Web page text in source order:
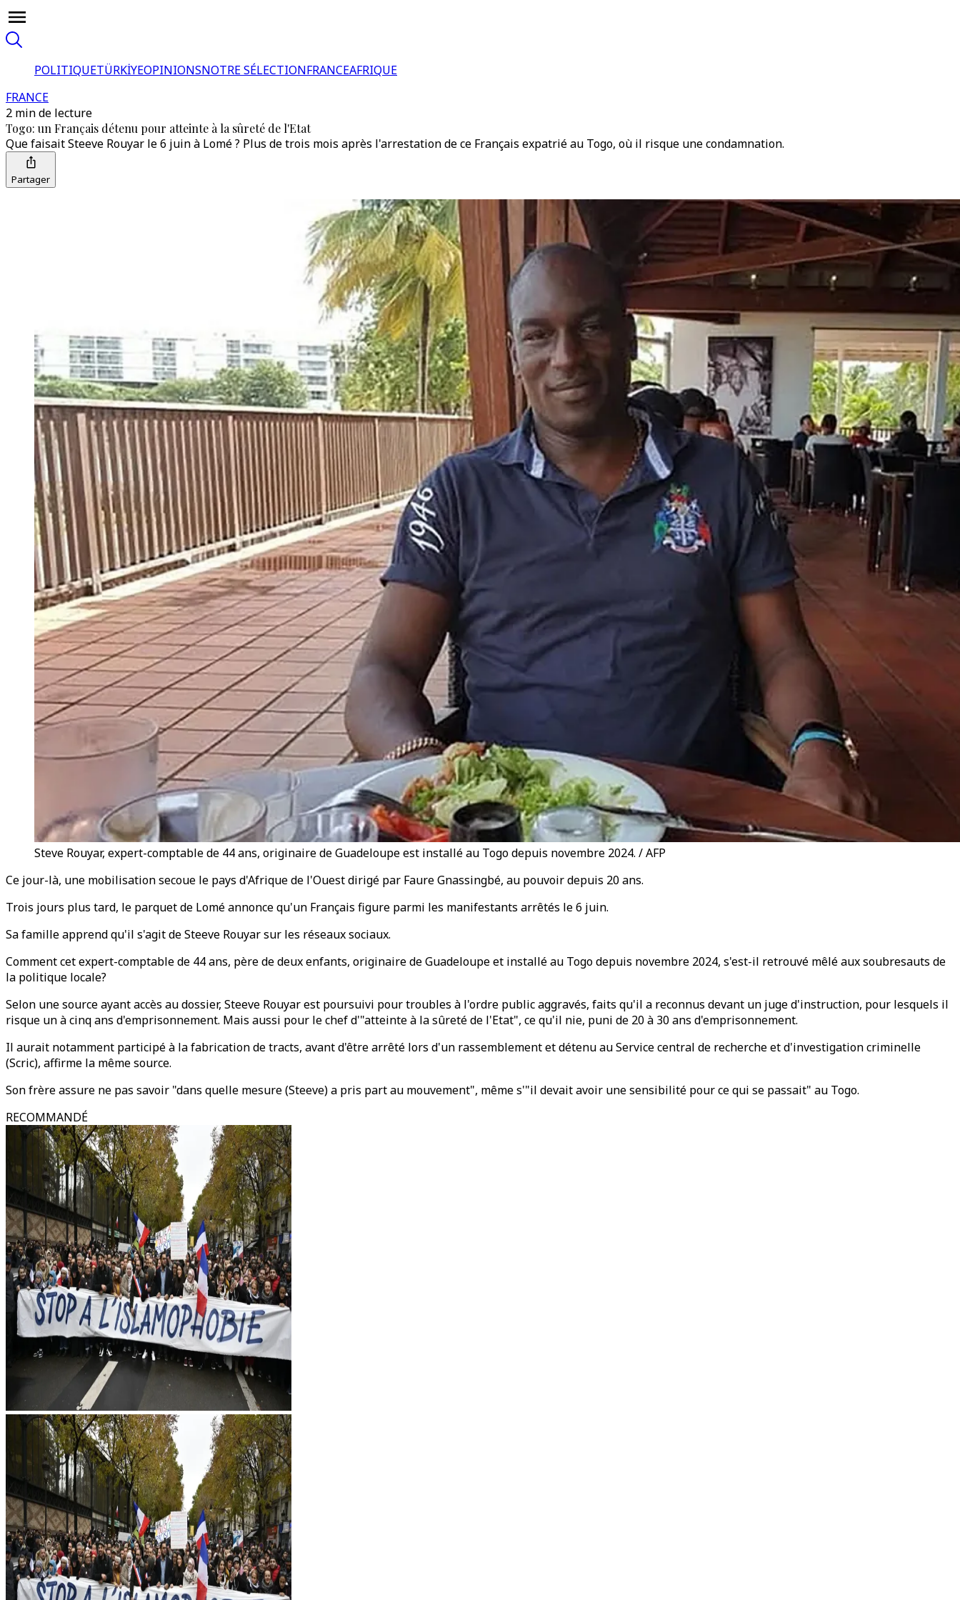
POLITIQUETÜRKİYEOPINIONSNOTRE SÉLECTIONFRANCEAFRIQUE
FRANCE
2 min de lecture
Togo: un Français détenu pour atteinte à la sûreté de l'Etat
Que faisait Steeve Rouyar le 6 juin à Lomé ? Plus de trois mois après l'arrestation de ce Français expatrié au Togo, où il risque une condamnation.
Partager
Steve Rouyar, expert-comptable de 44 ans, originaire de Guadeloupe est installé au Togo depuis novembre 2024. / AFP
Ce jour-là, une mobilisation secoue le pays d'Afrique de l'Ouest dirigé par Faure Gnassingbé, au pouvoir depuis 20 ans.
Trois jours plus tard, le parquet de Lomé annonce qu'un Français figure parmi les manifestants arrêtés le 6 juin.
Sa famille apprend qu'il s'agit de Steeve Rouyar sur les réseaux sociaux.
Comment cet expert-comptable de 44 ans, père de deux enfants, originaire de Guadeloupe et installé au Togo depuis novembre 2024, s'est-il retrouvé mêlé aux soubresauts de
la politique locale?
Selon une source ayant accès au dossier, Steeve Rouyar est poursuivi pour troubles à l'ordre public aggravés, faits qu'il a reconnus devant un juge d'instruction, pour lesquels il
risque un à cinq ans d'emprisonnement. Mais aussi pour le chef d'"atteinte à la sûreté de l'Etat", ce qu'il nie, puni de 20 à 30 ans d'emprisonnement.
Il aurait notamment participé à la fabrication de tracts, avant d'être arrêté lors d'un rassemblement et détenu au Service central de recherche et d'investigation criminelle
(Scric), affirme la même source.
Son frère assure ne pas savoir "dans quelle mesure (Steeve) a pris part au mouvement", même s'"il devait avoir une sensibilité pour ce qui se passait" au Togo.
RECOMMANDÉ